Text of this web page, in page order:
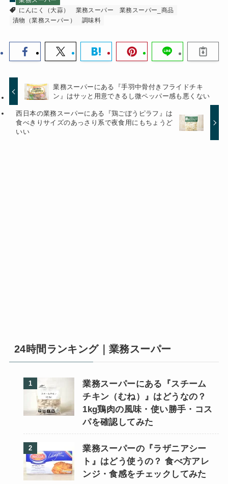
にんにく（大蒜）
業務スーパー
業務スーパー_商品
漬物（業務スーパー）
調味料
業務スーパーにある『手羽中骨付きフライドチキ
ン』はサッと用意できるし微ペッパー感も悪くない
西日本の業務スーパーにある『鶏ごぼうピラフ』は
食べきりサイズのあっさり系で夜食用にもちょうど
いい
24時間ランキング｜業務スーパー
業務スーパーにある『スチーム
チキン（むね）』はどうなの？
1kg鶏肉の風味・使い勝手・コス
パを確認してみた
業務スーパーの『ラザニアシー
ト』はどう使うの？ 食べ方アレ
ンジ・食感をチェックしてみた